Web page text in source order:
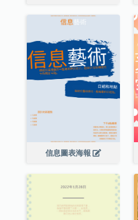
信息圖表海報